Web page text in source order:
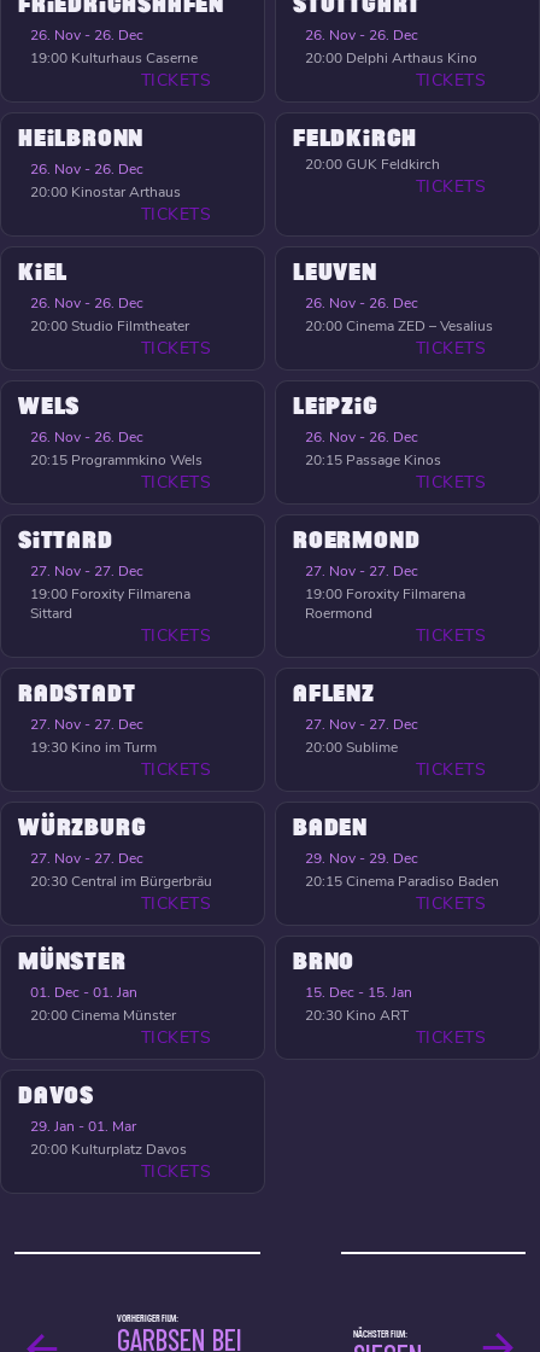
FRIEDRICHSHAFEN
26. Nov - 26. Dec
19:00 Kulturhaus Caserne
TICKETS
STUTTGART
26. Nov - 26. Dec
20:00 Delphi Arthaus Kino
TICKETS
HEILBRONN
26. Nov - 26. Dec
20:00 Kinostar Arthaus
TICKETS
FELDKIRCH
20:00GUK Feldkirch
TICKETS
KIEL
26. Nov - 26. Dec
20:00Studio Filmtheater
TICKETS
LEUVEN
26. Nov - 26. Dec
20:00Cinema ZED – Vesalius
TICKETS
WELS
26. Nov - 26. Dec
20:15 Programmkino Wels
TICKETS
LEIPZIG
26. Nov - 26. Dec
20:15 Passage Kinos
TICKETS
SITTARD
27. Nov - 27. Dec
19:00 Foroxity Filmarena
Sittard
TICKETS
ROERMOND
27. Nov - 27. Dec
19:00 Foroxity Filmarena
Roermond
TICKETS
RADSTADT
27. Nov - 27. Dec
19:30 Kino im Turm
TICKETS
AFLENZ
27. Nov - 27. Dec
20:00Sublime
TICKETS
WÜRZBURG
27. Nov - 27. Dec
20:30Central im Bürgerbräu
TICKETS
BADEN
29. Nov - 29. Dec
20:15Cinema Paradiso Baden
TICKETS
MÜNSTER
01. Dec - 01. Jan
20:00Cinema Münster
TICKETS
BRNO
15. Dec - 15. Jan
20:30 Kino ART
TICKETS
DAVOS
29. Jan - 01. Mar
20:00 Kulturplatz Davos
TICKETS
NÄCHSTER FILM:
VORHERIGER FILM:
GARBSEN BEI